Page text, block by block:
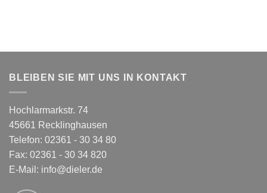
BLEIBEN SIE MIT UNS IN KONTAKT
Hochlarmarkstr. 74
45661 Recklinghausen
Telefon: 02361 - 30 34 80
Fax: 02361 - 30 34 820
E-Mail: info@dieler.de